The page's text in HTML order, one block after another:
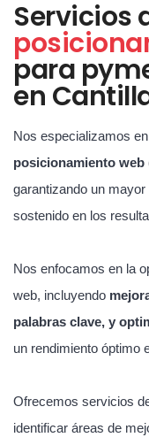
Servicios
para
en
Nos especializamos
posicionamiento web
garantizando un
sostenido en los
Nos enfocamos en la
web, incluyendo
palabras clave, y
un rendimiento óptimo
Ofrecemos servicios
identificar áreas de